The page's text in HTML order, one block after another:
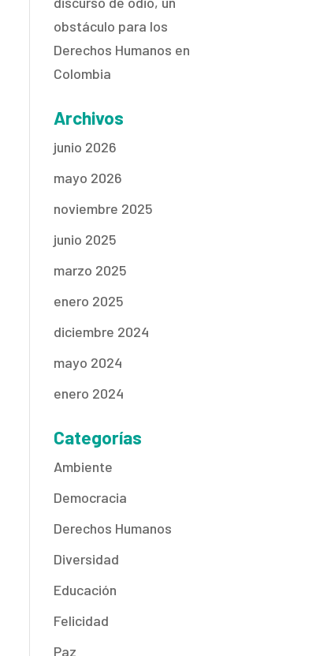
obstáculo para los
Derechos Humanos en
Colombia
Archivos
junio 2026
mayo 2026
noviembre 2025
junio 2025
marzo 2025
enero 2025
diciembre 2024
mayo 2024
enero 2024
Categorías
Ambiente
Democracia
Derechos Humanos
Diversidad
Educación
Felicidad
Paz